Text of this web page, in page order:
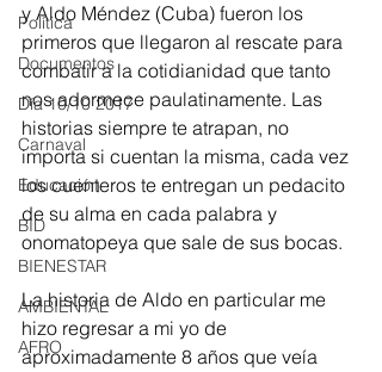
Política
Documentos
Día 10/10 2017
Carnaval
Educación
BID
BIENESTAR
AMBIENTAL
AFRO
y Aldo Méndez (Cuba) fueron los
primeros que llegaron al rescate para
combatir a la cotidianidad que tanto
nos adormece paulatinamente. Las
historias siempre te atrapan, no
importa si cuentan la misma, cada vez
los cuenteros te entregan un pedacito
de su alma en cada palabra y
onomatopeya que sale de sus bocas.
La historia de Aldo en particular me
hizo regresar a mi yo de
aproximadamente 8 años que veía